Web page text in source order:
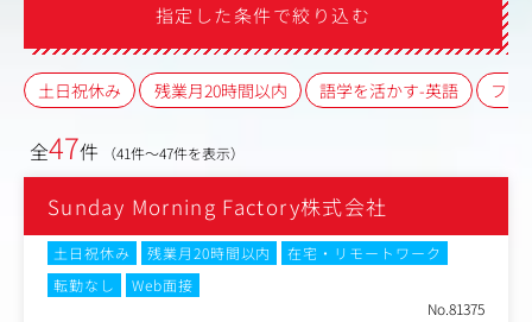
指定した条件で絞り込む
土日祝休み 残業月20時間以内 語学を活かす-英語 フレ
全47件 （41件～47件を表示）
Sunday Morning Factory株式会社
土日祝休み 残業月20時間以内
在宅・リモートワーク
転勤なし
Web面接
No.81375